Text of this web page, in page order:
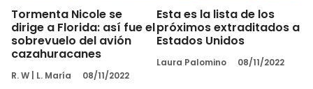
Tormenta Nicole se
dirige a Florida: así fue el
sobrevuelo del avión
cazahuracanes
R. W L. María 08/11/2022
Esta es la lista de los
próximos extraditados a
Estados Unidos
Laura Palomino 08/11/2022